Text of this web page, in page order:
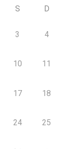
S D
3 4
10 11
17 18
24 25